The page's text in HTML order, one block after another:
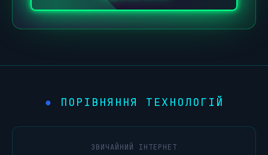
● ПОРІВНЯННЯ ТЕХНОЛОГІЙ
ЗВИЧАЙНИЙ ІНТЕРНЕТ